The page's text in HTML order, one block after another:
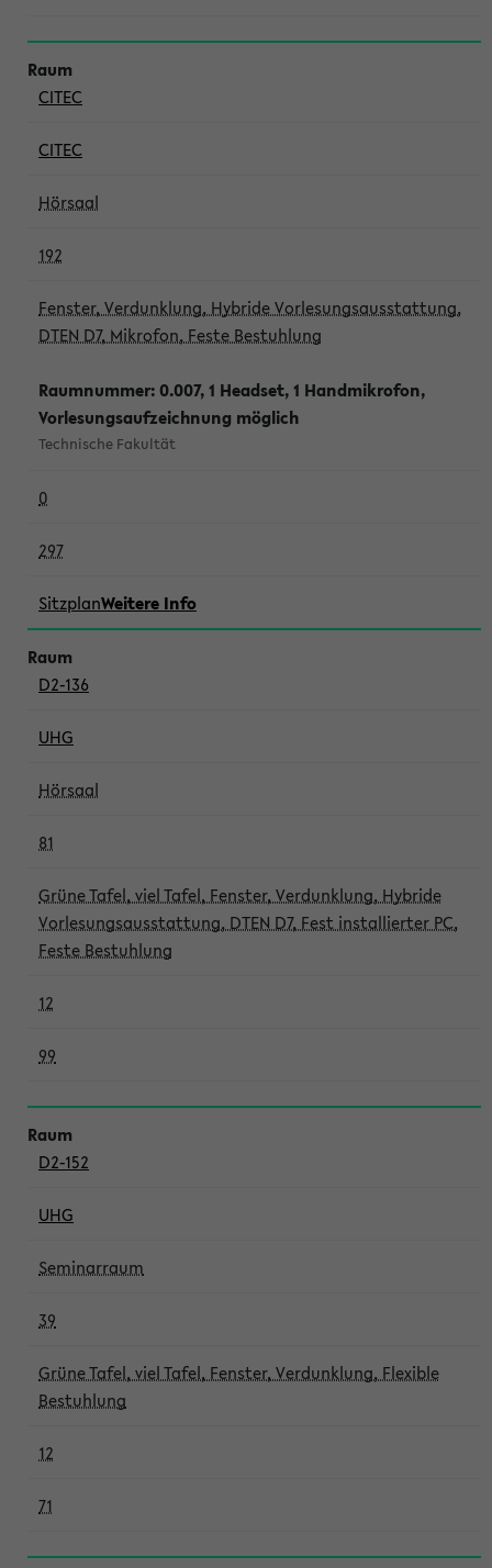
CITEC
CITEC
Hörsaal
192
Fenster, Verdunklung, Hybride Vorlesungsausstattung,
DTEN D7, Mikrofon, Feste Bestuhlung
Raumnummer: 0.007, 1 Headset, 1 Handmikrofon,
Vorlesungsaufzeichnung möglich
Technische Fakultät
0
297
SitzplanWeitere Info
D2-136
UHG
Hörsaal
81
Grüne Tafel, viel Tafel, Fenster, Verdunklung, Hybride
Vorlesungsausstattung, DTEN D7, Fest installierter PC,
Feste Bestuhlung
12
99
D2-152
UHG
Seminarraum
39
Grüne Tafel, viel Tafel, Fenster, Verdunklung, Flexible
Bestuhlung
12
71